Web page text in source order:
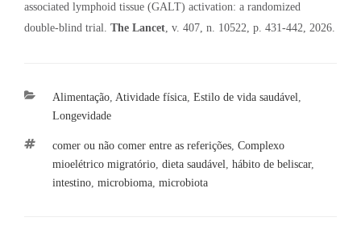
associated lymphoid tissue (GALT) activation: a randomized
double-blind trial. The Lancet, v. 407, n. 10522, p. 431-442, 2026.
Categorias
Alimentação, Atividade física, Estilo de vida saudável,
Longevidade
Tags
comer ou não comer entre as referições, Complexo
mioelétrico migratório, dieta saudável, hábito de beliscar,
intestino, microbioma, microbiota